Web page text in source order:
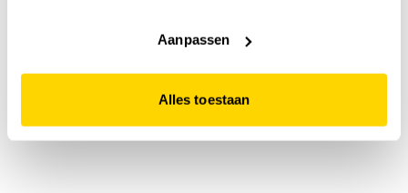
website niet optimaal functioneert.
Aanpassen
Alles toestaan